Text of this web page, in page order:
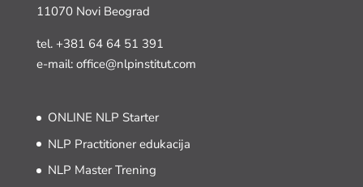
11070 Novi Beograd
tel. +381 64 64 51 391
e-mail: office@nlpinstitut.com
ONLINE NLP Starter
NLP Practitioner edukacija
NLP Master Trening